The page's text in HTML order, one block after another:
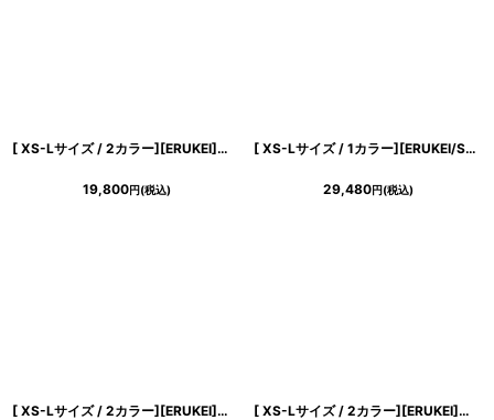
[ XS-Lサイズ / 2カラー][ERUKEI]トリコロールカラー・フロントジップ・ノースリーブ・タイト・マーメイド・ミディアムドレス・ワンピース[山崎みどり着用][送料無料]myor
19,800円(税込)
[ XS-Lサイズ / 1カラー][ERUKEI/SETTAN]オレンジ・花柄・シフォン・ティアード・フリル・Aライン・レースポイント・ミディアムドレス・ワンピース[送料無料]
29,480円(税込)
[ XS-Lサイズ / 2カラー][ERUKEI]半袖・シンプル・ベルト・タイト・ミディアムドレス・ワンピース[山崎みどり着用][送料無料]myju [ XS-Lサイズ / 2カラー][ERUKEI]総レース・ボートネック・ノースリーブ・リボン・バックスリット・タイト・ロングドレス[山崎みどり着用][送料無料] myju